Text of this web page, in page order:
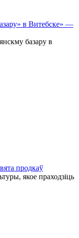
в Витебске» —
базару в
продкаў
якое праходзіць